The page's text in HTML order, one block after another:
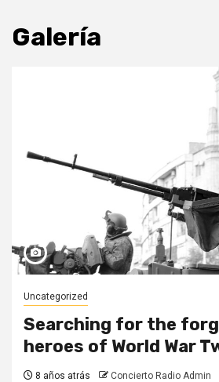
Galería
Uncategorized
Searching for the
heroes of World War
8 años atrás Concierto Radio Admin